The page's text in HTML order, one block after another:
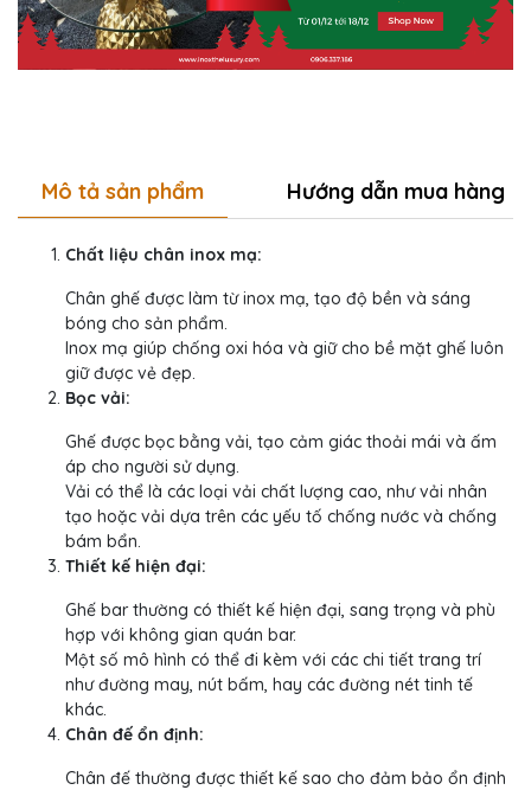
Mô tả sản phẩm Hướng dẫn mua hàng
Chất liệu chân inox mạ:
Chân ghế được làm từ inox mạ, tạo độ bền và sáng
bóng cho sản phẩm.
Inox mạ giúp chống oxi hóa và giữ cho bề mặt ghế luôn
giữ được vẻ đẹp.
Bọc vải:
Ghế được bọc bằng vải, tạo cảm giác thoải mái và ấm
áp cho người sử dụng.
Vải có thể là các loại vải chất lượng cao, như vải nhân
tạo hoặc vải dựa trên các yếu tố chống nước và chống
bám bẩn.
Thiết kế hiện đại:
Ghế bar thường có thiết kế hiện đại, sang trọng và phù
hợp với không gian quán bar.
Một số mô hình có thể đi kèm với các chi tiết trang trí
như đường may, nút bấm, hay các đường nét tinh tế
khác.
Chân đế ổn định:
Chân đế thường được thiết kế sao cho đảm bảo ổn định